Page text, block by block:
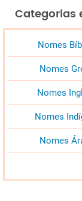
Categorias
Nomes
Nomes
Nomes
Nomes
Nomes